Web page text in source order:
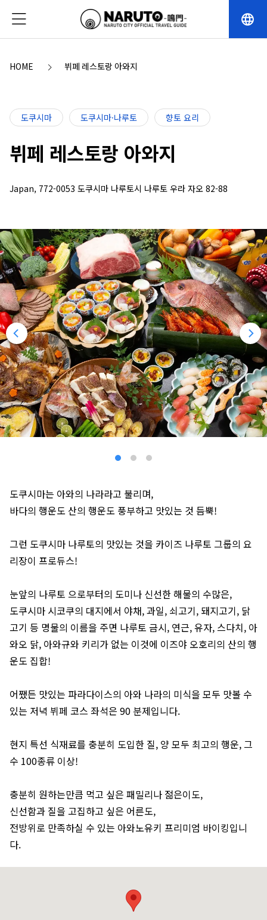
language
HOME 뷔페 레스토랑 아와지
도쿠시마 도쿠시마·나루토 향토 요리
뷔페 레스토랑 아와지
Japan, 772-0053 도쿠시마 나루토시 나루토 우라 자오 82-88
도쿠시마는 아와의 나라라고 불리며,
바다의 행운도 산의 행운도 풍부하고 맛있는 것 듬뿍!
그런 도쿠시마 나루토의 맛있는 것을 카이즈 나루토 그룹의 요
리장이 프로듀스!
눈앞의 나루토 으로부터의 도미나 신선한 해물의 수많은,
도쿠시마 시코쿠의 대지에서 야채, 과일, 쇠고기, 돼지고기, 닭
고기 등 명물의 이름을 주면 나루토 금시, 연근, 유자, 스다치, 아
와오 닭, 아와규와 키리가 없는 이것에 이즈야 오호리의 산의 행
운도 집합!
어쨌든 맛있는 파라다이스의 아와 나라의 미식을 모두 맛볼 수
있는 저녁 뷔페 코스 좌석은 90 분제입니다.
현지 특선 식재료를 충분히 도입한 질, 양 모두 최고의 행운, 그
수 100종류 이상!
충분히 원하는만큼 먹고 싶은 패밀리나 젊은이도,
신선함과 질을 고집하고 싶은 어른도,
전방위로 만족하실 수 있는 아와노유키 프리미엄 바이킹입니
다.